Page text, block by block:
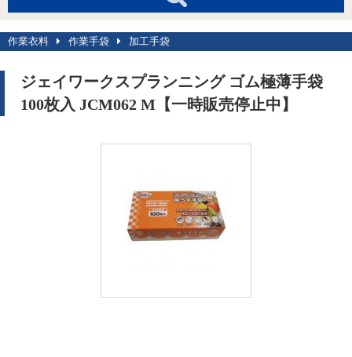
作業衣料 作業手袋 加工手袋
ジェイワークスプランニング ゴム極薄手袋
100枚入 JCM062 M【一時販売停止中】